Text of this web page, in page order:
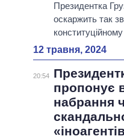
Президентка
оскаржить так
конституційному
12 травня, 2024
20:54
пропонує
набрання